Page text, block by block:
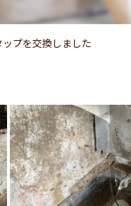
プを交換しました